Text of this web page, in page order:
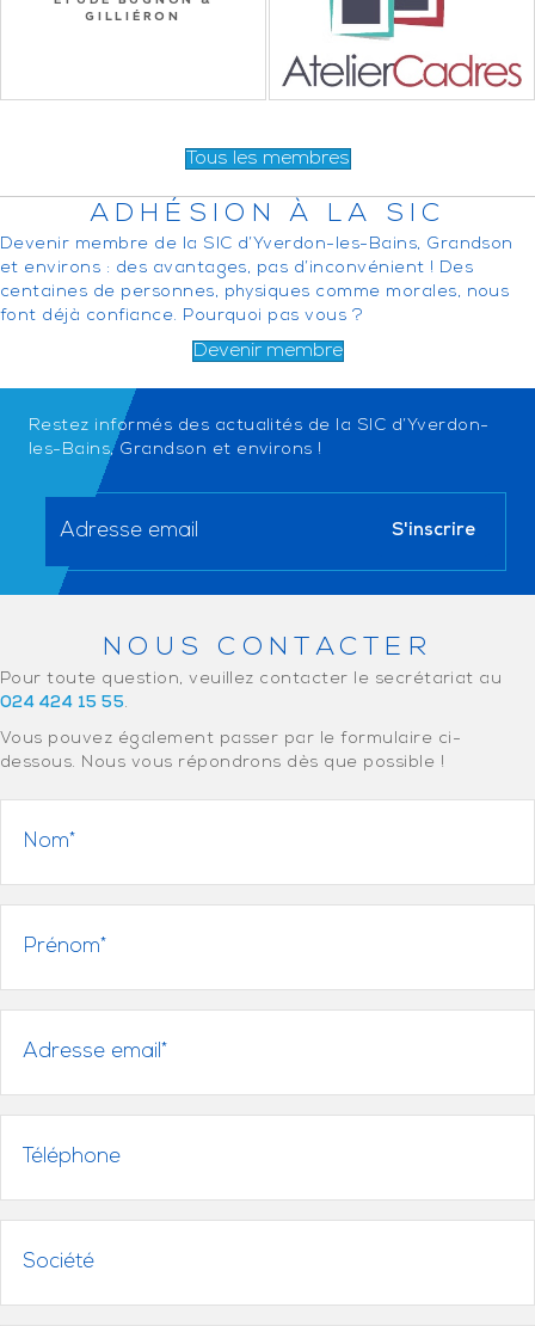
GILLIÉRON
Tous les membres
ADHÉSION À LA SIC
Devenir membre de la SIC d’Yverdon-les-Bains, Grandson
et environs : des avantages, pas d’inconvénient ! Des
centaines de personnes, physiques comme morales, nous
font déjà confiance. Pourquoi pas vous ?
Devenir membre
Restez informés des actualités de la SIC d’Yverdon-
les-Bains, Grandson et environs !
NOUS CONTACTER
Pour toute question, veuillez contacter le secrétariat au
024 424 15 55.
Vous pouvez également passer par le formulaire ci-
dessous. Nous vous répondrons dès que possible !